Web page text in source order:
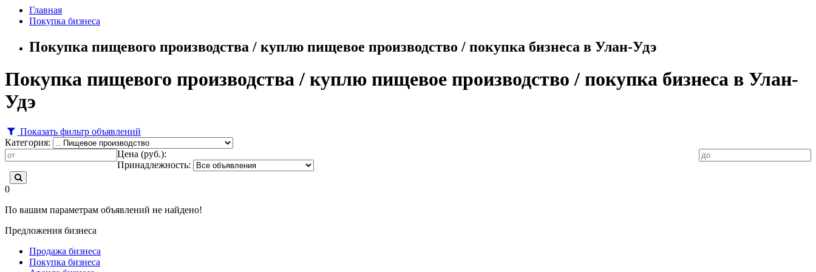
Главная
Покупка бизнеса
Покупка пищевого производства / куплю пищевое производство / покупка бизнеса в Улан-Удэ
Покупка пищевого производства / куплю пищевое производство / покупка бизнеса в Улан-
Удэ
Показать фильтр объявлений
Категория:
Цена (руб.):
Принадлежность:
0
По вашим параметрам объявлений не найдено!
Предложения бизнеса
Продажа бизнеса
Покупка бизнеса